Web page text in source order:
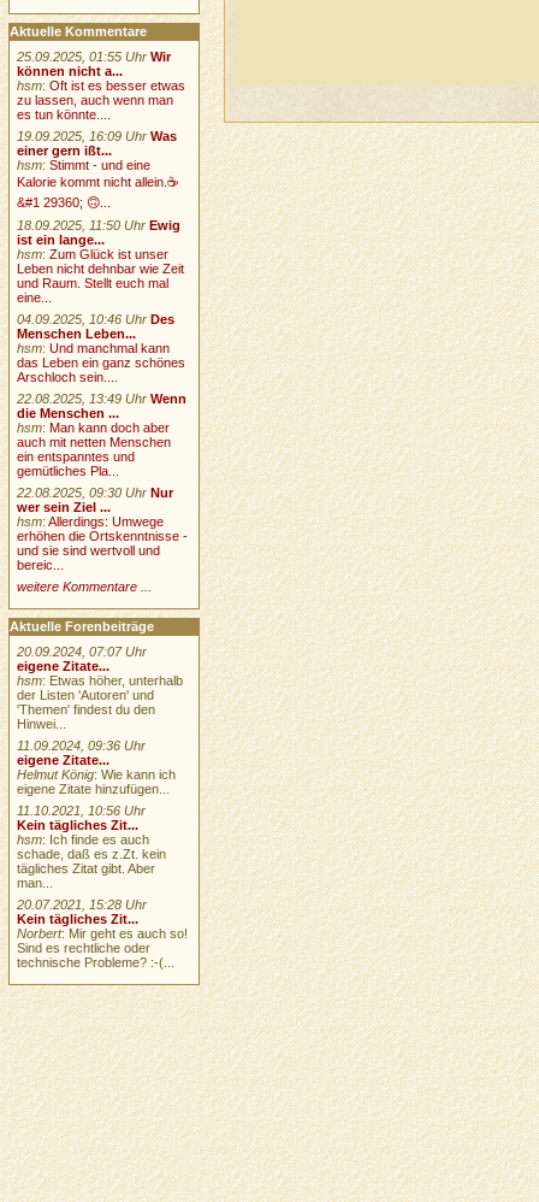
Aktuelle Kommentare
25.09.2025, 01:55 Uhr Wir
können nicht a...
hsm:Oft ist es besser etwas
zu lassen, auch wenn man
es tun könnte....
19.09.2025, 16:09 Uhr Was
einer gern ißt...
hsm:Stimmt - und eine
Kalorie kommt nicht allein.☕
&#1 29360; 🙃...
18.09.2025, 11:50 Uhr Ewig
ist ein lange...
hsm:Zum Glück ist unser
Leben nicht dehnbar wie Zeit
und Raum. Stellt euch mal
eine...
04.09.2025, 10:46 Uhr Des
Menschen Leben...
hsm:Und manchmal kann
das Leben ein ganz schönes
Arschloch sein....
22.08.2025, 13:49 Uhr Wenn
die Menschen ...
hsm:Man kann doch aber
auch mit netten Menschen
ein entspanntes und
gemütliches Pla...
22.08.2025, 09:30 Uhr Nur
wer sein Ziel ...
hsm:Allerdings: Umwege
erhöhen die Ortskenntnisse -
und sie sind wertvoll und
bereic...
weitere Kommentare ...
Aktuelle Forenbeiträge
20.09.2024, 07:07 Uhr
eigene Zitate...
hsm: Etwas höher, unterhalb
der Listen 'Autoren' und
'Themen' findest du den
Hinwei...
11.09.2024, 09:36 Uhr
eigene Zitate...
Helmut König: Wie kann ich
eigene Zitate hinzufügen...
11.10.2021, 10:56 Uhr
Kein tägliches Zit...
hsm: Ich finde es auch
schade, daß es z.Zt. kein
tägliches Zitat gibt. Aber
man...
20.07.2021, 15:28 Uhr
Kein tägliches Zit...
Norbert: Mir geht es auch so!
Sind es rechtliche oder
technische Probleme? :-(...